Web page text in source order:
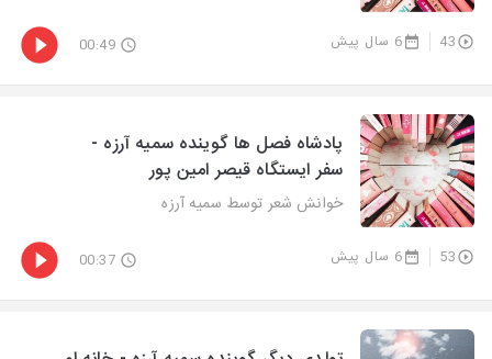
43 6 سال پیش 00:49
پادشاه فصل ها گوینده سمیه آرزه -
سفر ایستگاه قیصر امین پور
خوانش شعر توسط سمیه آرزه
53 6 سال پیش 00:37